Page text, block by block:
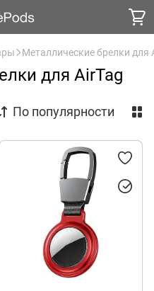
Металлические брелки для
для AirTag
По популярности